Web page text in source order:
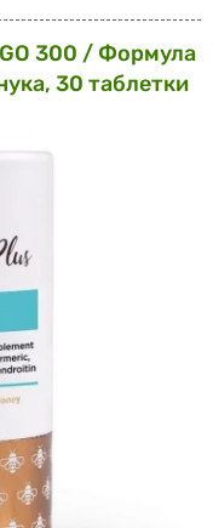
300 / Формула
30 таблетки